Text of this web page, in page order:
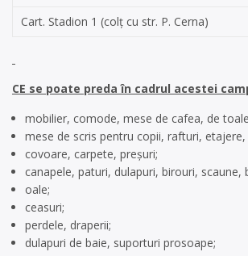
Cart. Stadion 1 (colț cu str. P. Cerna)
CE se poate preda în cadrul acestei
mobilier, comode, mese de cafea, de
mese de scris pentru copii, rafturi,
covoare, carpete, preșuri;
canapele, paturi, dulapuri, birouri, scaune,
oale;
ceasuri;
perdele, draperii;
dulapuri de baie, suporturi prosoape;